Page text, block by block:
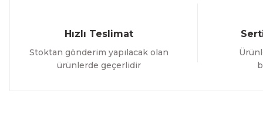
Hızlı Teslimat
Stoktan gönderim yapılacak olan
ürünlerde geçerlidir